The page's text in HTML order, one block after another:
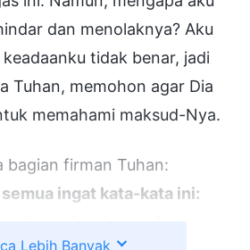
dan menolaknya? Aku
tidak benar, jadi
Tuhan, memohon agar Dia
memahami maksud-Nya.
bagian firman Tuhan:
ingat kata-kata ini:
Lebih Banyak